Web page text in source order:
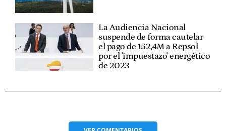
La Audiencia Nacional
suspende de forma cautelar
el pago de 152,4M a Repsol
por el 'impuestazo' energético
de 2023